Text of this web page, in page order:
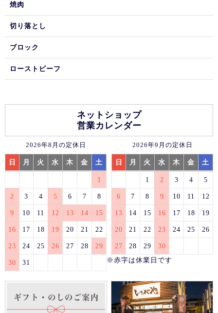
焼肉
切り落とし
ブロック
ローストビーフ
ネットショップ
営業カレンダー
2026年8月の定休日
日 月 火 水 木 金 土
1
2 3 4 5 6 7 8
9 10 11 12 13 14 15
16 17 18 19 20 21 22
23 24 25 26 27 28 29
30 31
2026年9月の定休日
日 月 火 水 木 金 土
1 2 3 4 5
6 7 8 9 10 11 12
13 14 15 16 17 18 19
20 21 22 23 24 25 26
27 28 29
30
※赤字は休業日です